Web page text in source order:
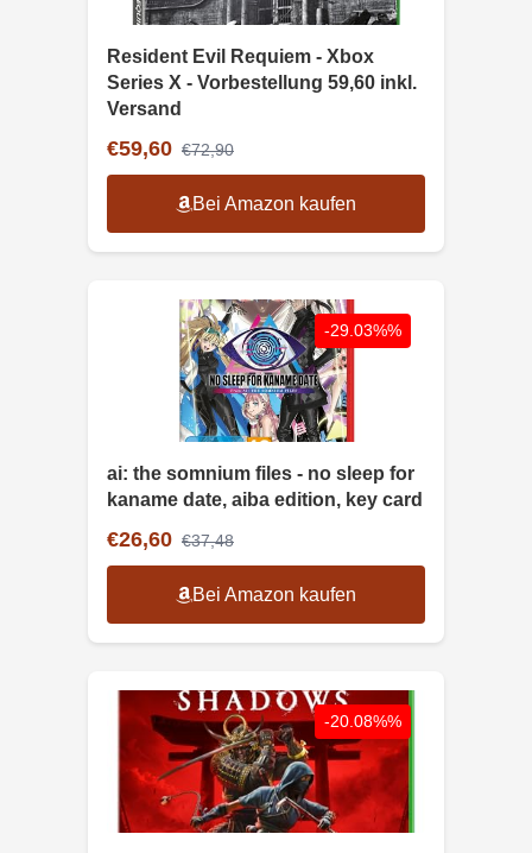
Resident Evil Requiem - Xbox
Series X - Vorbestellung 59,60 inkl.
Versand
€59,60 €72,90
Bei Amazon kaufen
-29.03%%
ai: the somnium files - no sleep for
kaname date, aiba edition, key card
€26,60 €37,48
Bei Amazon kaufen
-20.08%%